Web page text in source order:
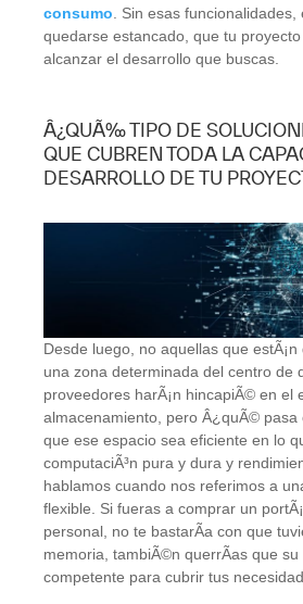
consumo . Sin esas
quedarse estancado, que tu
alcanzar el desarrollo que buscas.
Â¿QUÃ‰ TIPO DE
QUE CUBREN TODA LA
DESARROLLO DE TU
Desde luego, no aquellas que
una zona determinada del centro de
proveedores harÃ¡n hincapiÃ© en el
almacenamiento, pero Â¿quÃ© pasa
que ese espacio sea eficiente en lo
computaciÃ³n pura y dura y
hablamos cuando nos referimos a
flexible. Si fueras a comprar un
personal, no te bastarÃ­a con que
memoria, tambiÃ©n querrÃ­as que su
competente para cubrir tus